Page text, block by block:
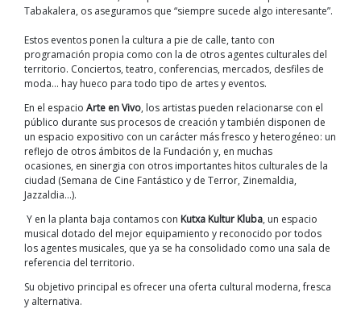
Tabakalera, os aseguramos que “siempre sucede algo interesante”.
Estos eventos ponen la cultura a pie de calle, tanto con
programación propia como con la de otros agentes culturales del
territorio. Conciertos, teatro, conferencias, mercados, desfiles de
moda… hay hueco para todo tipo de artes y eventos.
En el espacio Arte en Vivo, los artistas pueden relacionarse con el
público durante sus procesos de creación y también disponen de
un espacio expositivo con un carácter más fresco y heterogéneo: un
reflejo de otros ámbitos de la Fundación y, en muchas
ocasiones, en sinergia con otros importantes hitos culturales de la
ciudad (Semana de Cine Fantástico y de Terror, Zinemaldia,
Jazzaldia…).
Y en la planta baja contamos con Kutxa Kultur Kluba, un espacio
musical dotado del mejor equipamiento y reconocido por todos
los agentes musicales, que ya se ha consolidado como una sala de
referencia del territorio.
Su objetivo principal es ofrecer una oferta cultural moderna, fresca
y alternativa.